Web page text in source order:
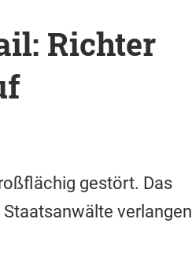
Richter
gestört. Das
verlangen